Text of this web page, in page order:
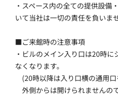
・スペース内の全ての提供設備
いて当社は一切の責任を負いませ
■ご来館時の注意事項
・ビルのメイン入り口は20時
なくなります。
(20時以降は入り口横の通用
外側からは開けられませんの